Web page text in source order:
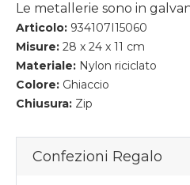
Le metallerie sono in
Articolo: 934107I15060
Misure: 28 x 24 x 11 cm
Materiale: Nylon riciclato
Colore: Ghiaccio
Chiusura: Zip
Confezioni Regalo